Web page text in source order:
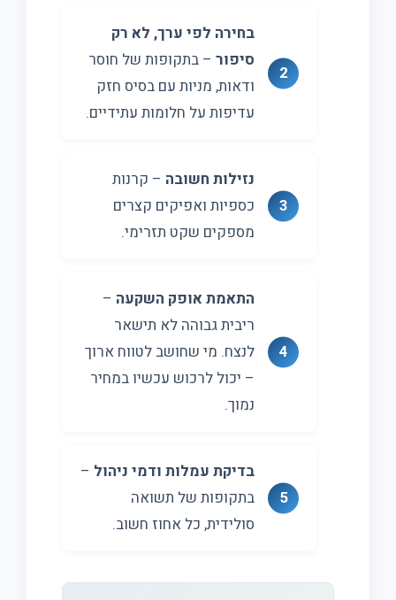
בחירה לפי ערך, לא רק
סיפור – בתקופות של חוסר
ודאות, מניות עם בסיס חזק
עדיפות על חלומות עתידיים.
נזילות חשובה – קרנות
כספיות ואפיקים קצרים
מספקים שקט תזרימי.
התאמת אופק השקעה –
ריבית גבוהה לא תישאר
לנצח. מי שחושב לטווח ארוך
– יכול לרכוש עכשיו במחיר
נמוך.
בדיקת עמלות ודמי ניהול –
בתקופות של תשואה
סולידית, כל אחוז חשוב.